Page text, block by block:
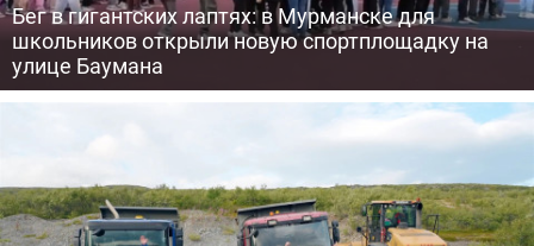
Бег в гигантских лаптях: в Мурманске для
школьников открыли новую спортплощадку на
улице Баумана